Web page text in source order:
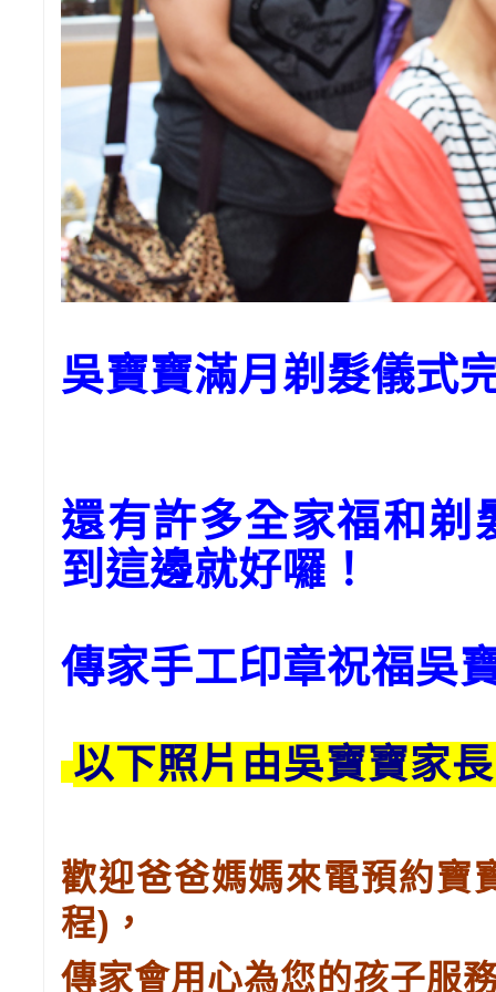
吳寶寶滿月剃髮儀式
還有許多全家福和剃
到這邊就好囉 ！
傳家手工印章祝福吳
以下照片由吳寶寶家
歡迎爸爸媽媽來電預約寶
程) ，
傳家會用心為您的孩子服